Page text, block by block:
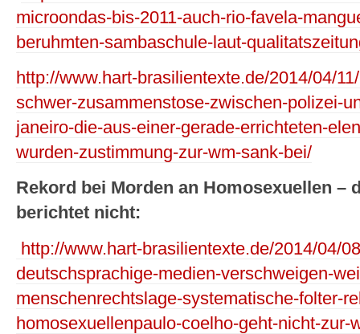
microondas-bis-2011-auch-rio-favela-
beruhmten-sambaschule-laut-
http://www.hart-brasilientexte.de/2014/04/
schwer-zusammenstose-zwischen-polizei-
janeiro-die-aus-einer-gerade-errichteten-
wurden-zustimmung-zur-wm-sank-bei/
Rekord bei Morden an Homosexuellen –
berichtet nicht:
http://www.hart-brasilientexte.de/2014/04/
deutschsprachige-medien-verschweigen-
menschenrechtslage-systematische-folter-
homosexuellenpaulo-coelho-geht-nicht-zur-